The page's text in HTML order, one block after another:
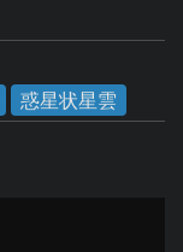
惑星状星雲